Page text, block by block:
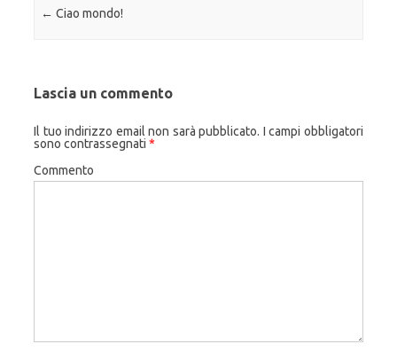
Navigazione articolo
← Ciao mondo!
Lascia un commento
Il tuo indirizzo email non sarà pubblicato. I campi obbligatori
sono contrassegnati *
Commento